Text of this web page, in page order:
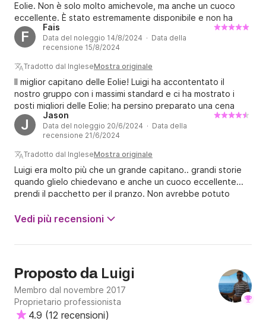
Eolie. Non è solo molto amichevole, ma anche un cuoco
eccellente. È stato estremamente disponibile e non ha
avuto problemi a cambiare il giorno della nostra barca
perché siamo stati sfortunati con il maltempo. Se fate una
cosa quando visitate Salina, fatevi un favore e prenotate
un giorno in barca con Luigi.
F
Fais
Data del noleggio 14/8/2024 · Data della
recensione 15/8/2024
Tradotto dal IngleseMostra originale
Il miglior capitano delle Eolie! Luigi ha accontentato il
nostro gruppo con i massimi standard e ci ha mostrato i
posti migliori delle Eolie; ha persino preparato una cena
deliziosa che abbiamo gustato guardando le eruzioni a
Stromboli!
J
Jason
Data del noleggio 20/6/2024 · Data della
recensione 21/6/2024
Tradotto dal IngleseMostra originale
Luigi era molto più che un grande capitano.. grandi storie
quando glielo chiedevano e anche un cuoco eccellente...
prendi il pacchetto per il pranzo. Non avrebbe potuto
Vedi più recensioni
Proposto da Luigi
Membro dal novembre 2017
Proprietario professionista
4.9 (12 recensioni)